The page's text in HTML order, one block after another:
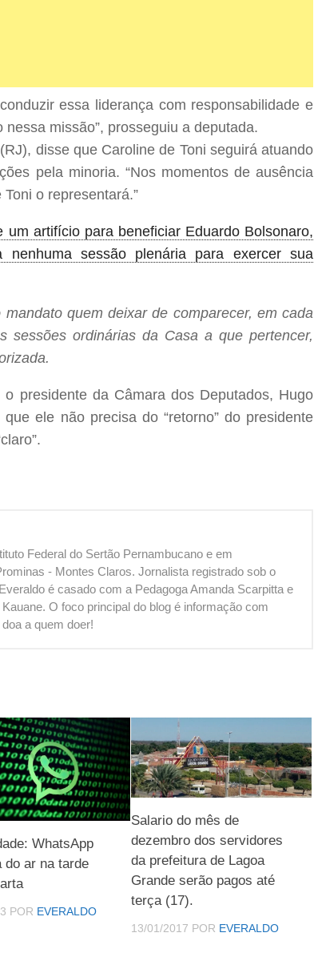
essa liderança com responsabilidade e
missão”, prosseguiu a deputada.
disse que Caroline de Toni seguirá atuando
pela minoria. “Nos momentos de ausência
o representará.”
artifício para beneficiar Eduardo Bolsonaro,
sessão plenária para exercer sua
quem deixar de comparecer, em cada
sessões ordinárias da Casa a que pertencer,
presidente da Câmara dos Deputados, Hugo
ele não precisa do “retorno” do presidente
Federal do Sertão Pernambucano e em
- Montes Claros. Jornalista registrado sob o
é casado com a Pedagoga Amanda Scarpitta e
O foco principal do blog é informação com
a quem doer!
WhatsApp
do ar na tarde
POR EVERALDO
Salario do mês de
dezembro dos servidores
da prefeitura de Lagoa
Grande serão pagos até
terça (17).
13/01/2017 POR EVERALDO